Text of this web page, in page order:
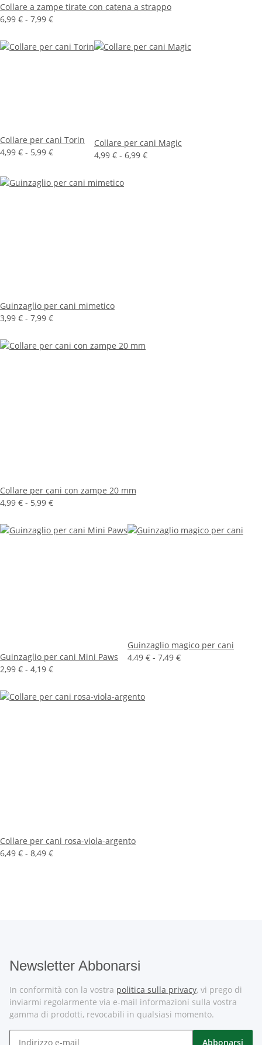
Collare a zampe tirate con catena a strappo
6,99 € - 7,99 €
Collare per cani Torin
4,99 € - 5,99 €
Collare per cani Magic
4,99 € - 6,99 €
Guinzaglio per cani mimetico
3,99 € - 7,99 €
Collare per cani con zampe 20 mm
4,99 € - 5,99 €
Guinzaglio per cani Mini Paws
2,99 € - 4,19 €
Guinzaglio magico per cani
4,49 € - 7,49 €
Collare per cani rosa-viola-argento
6,49 € - 8,49 €
Newsletter Abbonarsi
In conformità con la vostra politica sulla privacy, vi prego di
inviarmi regolarmente via e-mail informazioni sulla vostra
gamma di prodotti, revocabili in qualsiasi momento.
Abbonarsi